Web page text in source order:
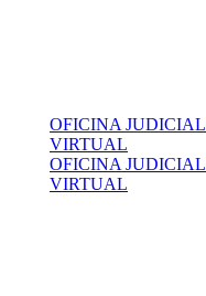
OFICINA JUDICIAL
VIRTUAL
OFICINA JUDICIAL
VIRTUAL